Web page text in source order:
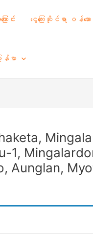
ာင်း ငွေကြေးဆိုင်ရာ ဝန်ဆော
န်မာ
1,
Aunglan,